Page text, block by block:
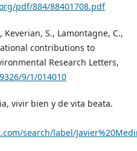
pdf/884/88401708.pdf
Keverian, S., Lamontagne, C.,
contributions to
Research Letters,
9/1/014010
vivir bien y de vita beata.
search/label/